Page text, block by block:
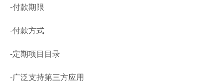
-付款期限
-付款方式
-定期项目目录
-广泛支持第三方应用